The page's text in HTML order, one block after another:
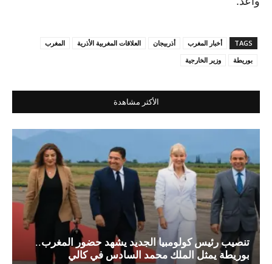
TAGS أخبار المغرب أذربيجان العلاقات المغربية الأذرية
المغرب
بوريطة
وزير الخارجية
الأكثر مشاهدة
تنصيب رئيس كولومبيا الجديد يشهد حضور المغرب..
بوريطة يمثل الملك محمد السادس في كالي